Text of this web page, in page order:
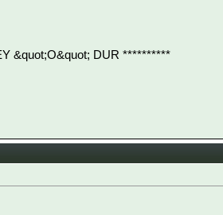
&quot;O&quot; DUR **********